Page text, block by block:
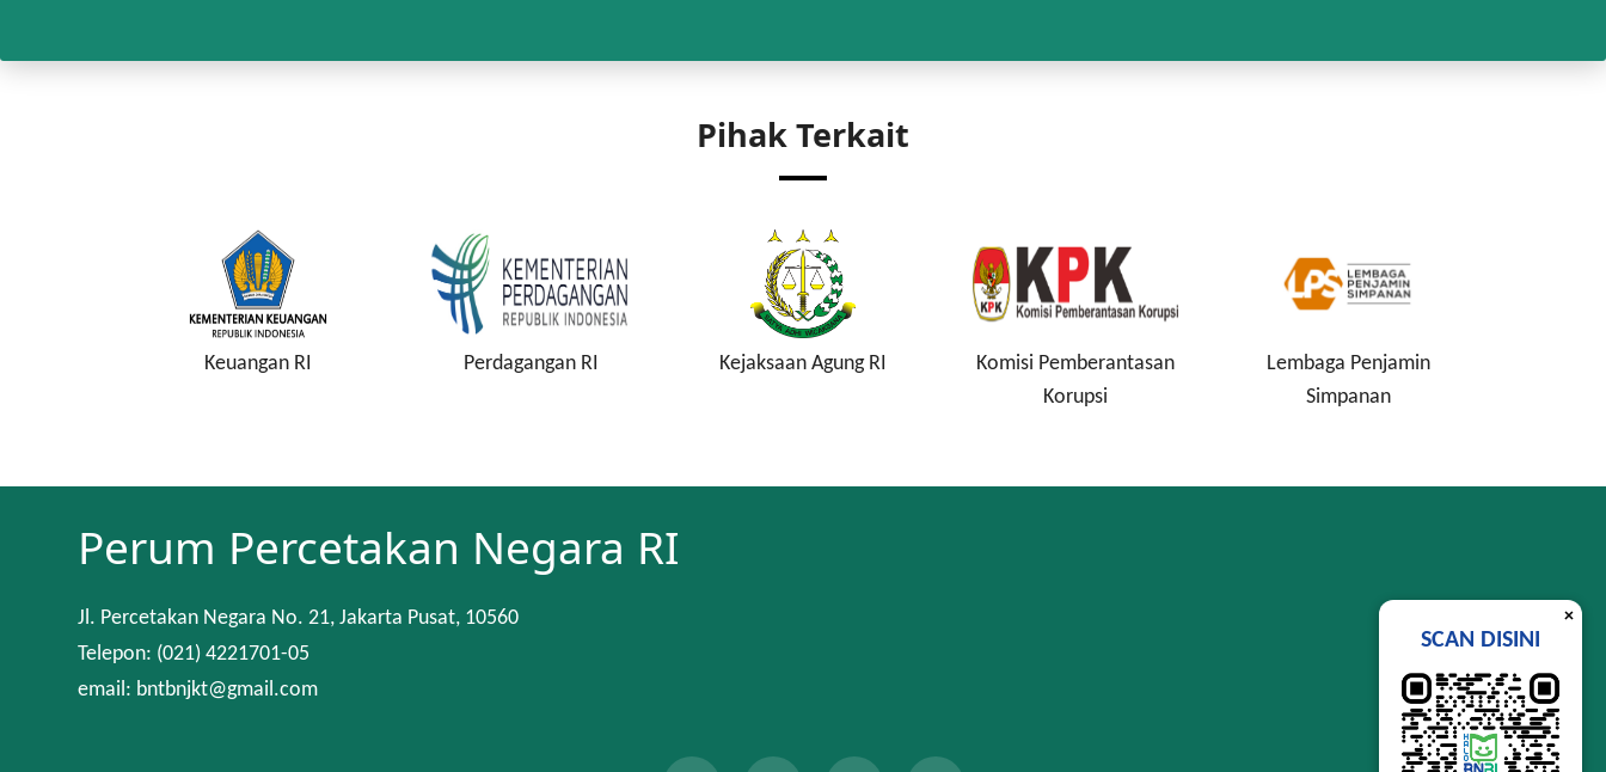
Pihak Terkait
Perdagangan RI Kejaksaan Agung RI
Komisi Pemberantasan
Lembaga Penjamin
Perindustrian RI
Perum Percetakan Negara RI
Jl. Percetakan Negara No. 21, Jakarta Pusat, 10560
Telepon: (021) 4221701-05
email: bntbnjkt@gmail.com
×
SCAN DISINI